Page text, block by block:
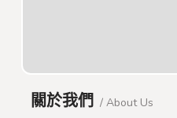
關於我們 / About Us